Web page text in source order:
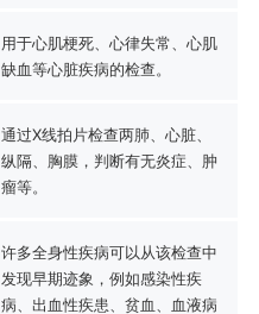
用于心肌梗死、心律失常、心肌
缺血等心脏疾病的检查。
通过X线拍片检查两肺、心脏、
纵隔、胸膜，判断有无炎症、肿
瘤等。
许多全身性疾病可以从该检查中
发现早期迹象，例如感染性疾
病、出血性疾患、贫血、血液病